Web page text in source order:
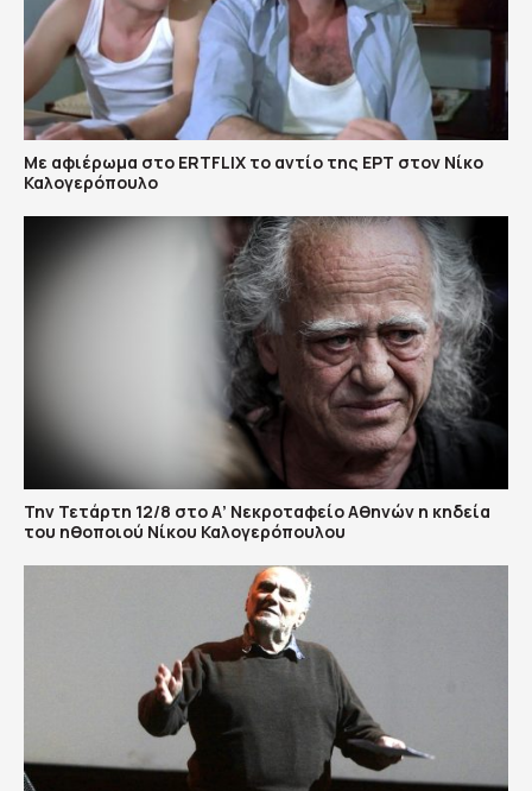
Με αφιέρωμα στο ERTFLIX το αντίο της ΕΡΤ στον Νίκο
Καλογερόπουλο
Την Τετάρτη 12/8 στο Α’ Νεκροταφείο Αθηνών η κηδεία
του ηθοποιού Νίκου Καλογερόπουλου